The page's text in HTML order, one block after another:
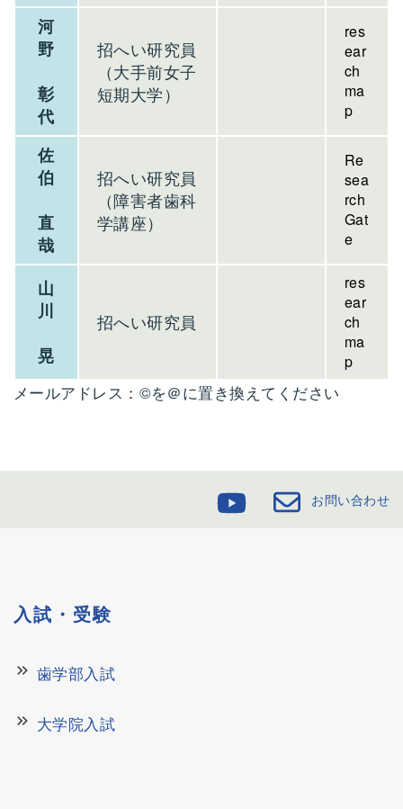
河
野
彰
代
招へい研究員
（大手前女子
短期大学）
res
ear
ch
ma
p
佐
伯
直
哉
招へい研究員
（障害者歯科
学講座）
Re
sea
rch
Gat
e
山
川
晃
招へい研究員
res
ear
ch
ma
p
メールアドレス：©を＠に置き換えてください
お問い合わせ
入試・受験
keyboard_double_arrow_right 歯学部入試
keyboard_double_arrow_right 大学院入試